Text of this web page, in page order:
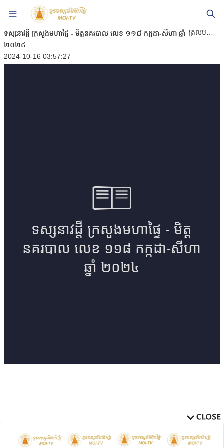
ទស្សនាវដ្តី ក្រសួងមហាផ្ទៃ - មិត្តនគរបាល លេខ ១១៨ កក្កដា-សីហា ឆ្នាំ
២០២៤
2024-10-16 03:57:27